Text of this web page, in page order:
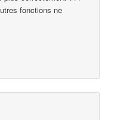
fonctions ne